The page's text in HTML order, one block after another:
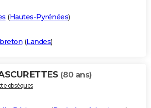
(Hautes-Pyrénées)
(Landes)
(80 ans)
obsèques